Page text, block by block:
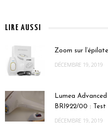
LIRE AUSSI
Zoom sur
DÉCEMBRE 19, 2019
Lumea
BRI922/00 : Test
DÉCEMBRE 19, 2019